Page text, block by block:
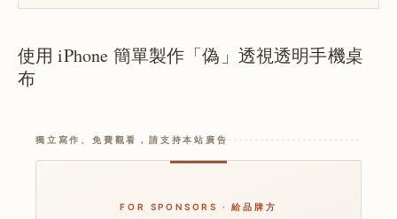
使用 iPhone 簡單製作「偽」透視透明手機桌
布
獨立寫作、免費觀看，請支持本站廣告
FOR SPONSORS · 給品牌方